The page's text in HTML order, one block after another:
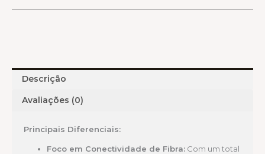
Descrição
Avaliações (0)
Principais Diferenciais:
Foco em Conectividade de Fibra: Com um total